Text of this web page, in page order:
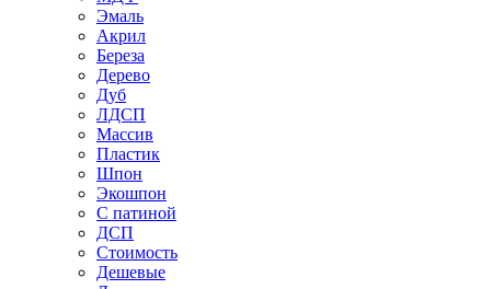
Эмаль
Акрил
Береза
Дерево
Дуб
ЛДСП
Массив
Пластик
Шпон
Экошпон
С патиной
ДСП
Стоимость
Дешевые